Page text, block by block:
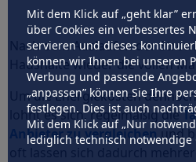
Mit dem Klick auf „geht klar”
über Cookies ein verbessertes
servieren und dieses
können wir Ihnen bei unseren
Werbung und passende
„anpassen” können Sie Ihre
festlegen. Dies ist auch
Mit dem Klick auf „Nur
lediglich technisch notwendige
Nach dem Auslaufen der
Haushalte wieder die vollen
Um die Energiekosten
lohnt es sich, regelmäßig die
Anbieter zu vergleichenund
oft lassen sich dadurch